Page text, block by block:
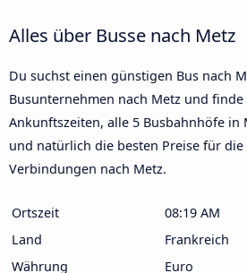
Alles über Busse nach Metz
Du suchst einen günstigen Bus nach
Busunternehmen nach Metz und
Ankunftszeiten, alle 5 Busbahnhöfe in
und natürlich die besten Preise für die
Verbindungen nach Metz.
Ortszeit
08:19 AM
Land
Frankreich
Währung
Euro